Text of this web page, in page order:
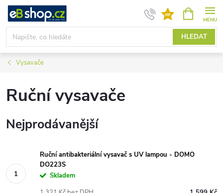
Přejít
obsah
HLEDAT
NÁKUPNÍ
KOŠÍK
Vysavače
Ruční vysavače
Nejprodávanější
Ruční antibakteriální vysavač s UV lampou - DOMO
DO223S
Skladem